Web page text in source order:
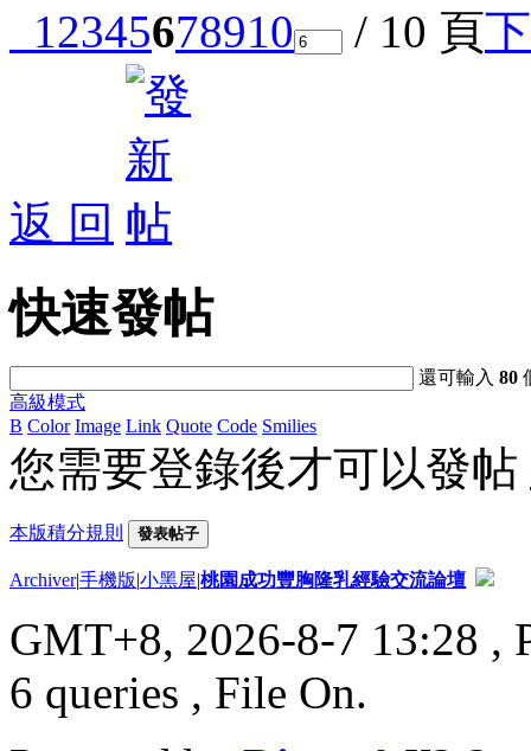
12345678910 / 10 頁
返 回
快速發帖
還可輸入80
高級模式
B Color Image Link Quote Code Smilies
您需要登錄後才可以發帖
本版積分規則 發表帖子
Archiver|手機版|小黑屋|桃園成功豐胸隆乳經驗交流論壇
GMT+8, 2026-8-7 13:28 ,
6 queries , File On.